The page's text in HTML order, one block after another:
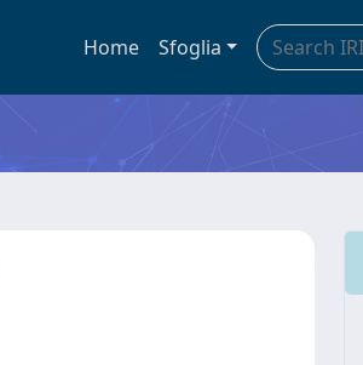
Home Sfoglia